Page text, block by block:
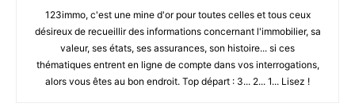
123immo, c'est une mine d'or pour toutes celles et tous ceux
désireux de recueillir des informations concernant l'immobilier, sa
valeur, ses états, ses assurances, son histoire... si ces
thématiques entrent en ligne de compte dans vos interrogations,
alors vous êtes au bon endroit. Top départ : 3... 2... 1... Lisez !